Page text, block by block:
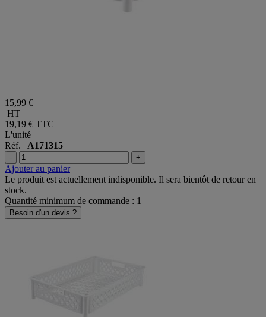
15,99 €
HT
19,19 €
L'unité
Réf.A171315
- +
Ajouter au panier
Le produit est actuellement indisponible. Il sera bientôt de retour en
stock.
Quantité minimum de commande : 1
Besoin d'un devis ?